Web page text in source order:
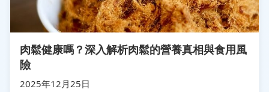
肉鬆健康嗎？深入解析肉鬆的營養真相與食用風
險
2025年12月25日